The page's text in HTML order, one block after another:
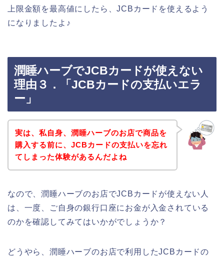
上限金額を最高値にしたら、JCBカードを使えるよう
になりましたよ♪
潤睡ハーブでJCBカードが使えない
理由３．「JCBカードの支払いエラ
ー」
実は、私自身、潤睡ハーブのお店で商品を
購入する前に、JCBカードの支払いを忘れ
てしまった体験があるんだよね
なので、潤睡ハーブのお店でJCBカードが使えない人
は、一度、ご自身の銀行口座にお金が入金されている
のかを確認してみてはいかがでしょうか？
どうやら、潤睡ハーブのお店で利用したJCBカードの